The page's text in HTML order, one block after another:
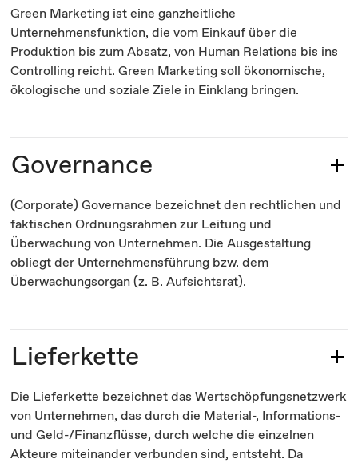
Green Marketing ist eine ganzheitliche
Unternehmensfunktion, die vom Einkauf über die
Produktion bis zum Absatz, von Human Relations bis ins
Controlling reicht. Green Marketing soll ökonomische,
ökologische und soziale Ziele in Einklang bringen.
Governance
(Corporate) Governance bezeichnet den rechtlichen und
faktischen Ordnungsrahmen zur Leitung und
Überwachung von Unternehmen. Die Ausgestaltung
obliegt der Unternehmensführung bzw. dem
Überwachungsorgan (z. B. Aufsichtsrat).
Lieferkette
Die Lieferkette bezeichnet das Wertschöpfungsnetzwerk
von Unternehmen, das durch die Material-, Informations-
und Geld-/Finanzflüsse, durch welche die einzelnen
Akteure miteinander verbunden sind, entsteht. Da